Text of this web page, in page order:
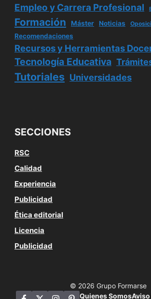
Empleo y Carrera Profesional
Formación Máster Noticias
Recomendaciones
Recursos y Herramientas
Tecnología Educativa
Tutoriales Universidades
SECCIONES
RSC
Calidad
Experiencia
Publicidad
Ética editorial
Licencia
Publicidad
© 2026 Grupo Formarse
Quienes SomosAviso